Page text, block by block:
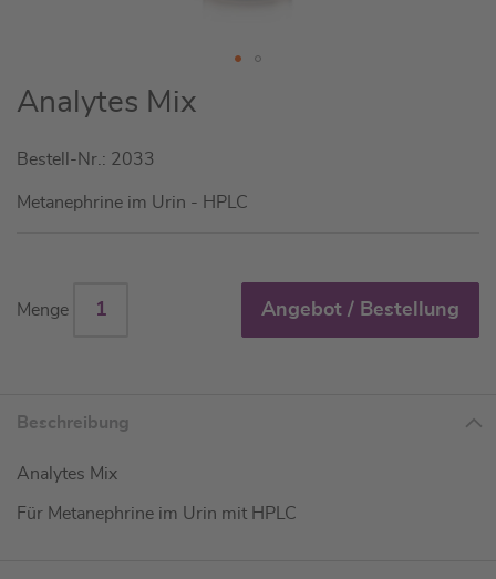
Zum
Anfang
Bildgalerie
springen
Analytes Mix
Bestell-Nr.: 2033
Metanephrine im Urin - HPLC
Menge Angebot / Bestellung
Beschreibung
Analytes Mix
Für Metanephrine im Urin mit HPLC